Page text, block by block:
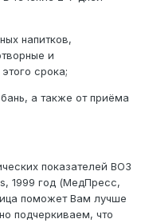
напитков,
и
срока;
а также от приёма
показателей ВОЗ
1999 год (МедПресс,
поможет Вам лучше
подчеркиваем, что